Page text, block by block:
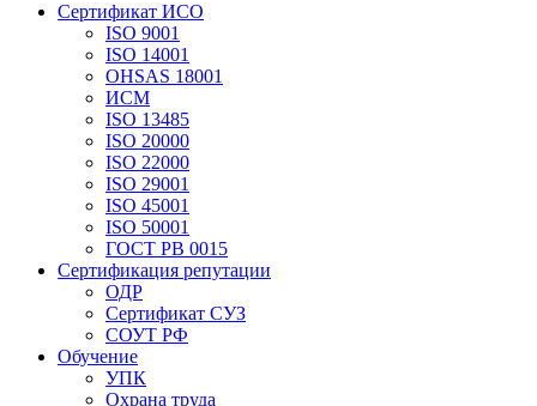
Сертификат ИСО
ISO 9001
ISO 14001
OHSAS 18001
ИСМ
ISO 13485
ISO 20000
ISO 22000
ISO 29001
ISO 45001
ISO 50001
ГОСТ РВ 0015
Сертификация репутации
ОДР
Сертификат СУЗ
СОУТ РФ
Обучение
УПК
Охрана труда